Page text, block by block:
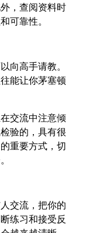
，查阅资料时
可靠性。
向高手请教。
能让你茅塞顿
交流中注意倾
验的，具有很
重要方式，切
交流，把你的
练习和接受反